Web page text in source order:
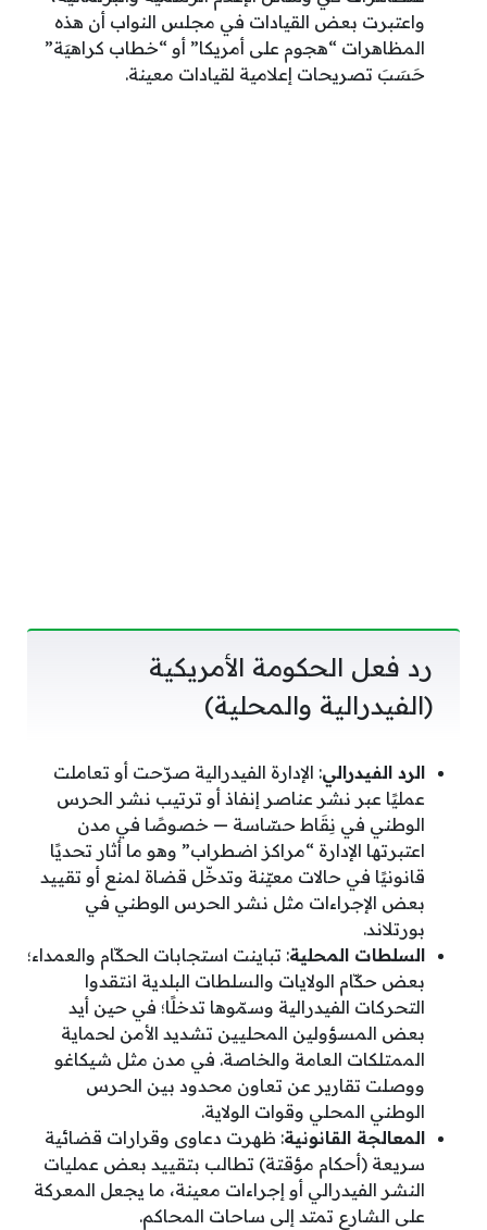
واعتبرت بعض القيادات في مجلس النواب أن هذه
المظاهرات “هجوم على أمريكا” أو “خطاب كراهيَة”
حَسَبَ تصريحات إعلامية لقيادات معينة.
رد فعل الحكومة الأمريكية
(الفيدرالية والمحلية)
الرد الفيدرالي: الإدارة الفيدرالية صرّحت أو تعاملت
عمليًا عبر نشر عناصر إنفاذ أو ترتيب نشر الحرس
الوطني في نِقَاط حسّاسة — خصوصًا في مدن
اعتبرتها الإدارة “مراكز اضطراب” وهو ما أثار تحديًا
قانونيًا في حالات معيّنة وتدخّل قضاة لمنع أو تقييد
بعض الإجراءات مثل نشر الحرس الوطني في
بورتلاند.
السلطات المحلية: تباينت استجابات الحكّام والعمداء؛
بعض حكّام الولايات والسلطات البلدية انتقدوا
التحركات الفيدرالية وسمّوها تدخلًا؛ في حين أيد
بعض المسؤولين المحليين تشديد الأمن لحماية
الممتلكات العامة والخاصة. في مدن مثل شيكاغو
ووصلت تقارير عن تعاون محدود بين الحرس
الوطني المحلي وقوات الولاية.
المعالجة القانونية: ظهرت دعاوى وقرارات قضائية
سريعة (أحكام مؤقتة) تطالب بتقييد بعض عمليات
النشر الفيدرالي أو إجراءات معينة، ما يجعل المعركة
على الشارع تمتد إلى ساحات المحاكم.